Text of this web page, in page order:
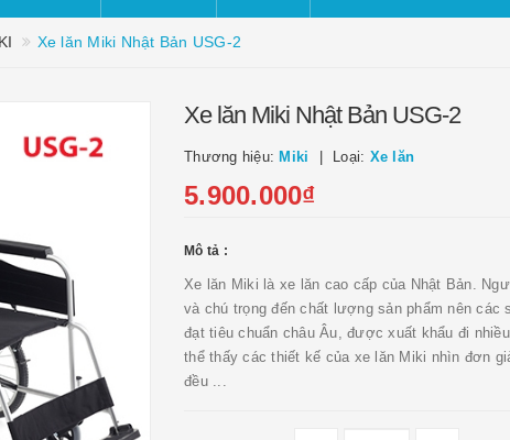
Xe lăn Miki Nhật Bản USG-2
Xe lăn Miki Nhật Bản USG-2
Thương hiệu: Miki Loại: Xe lăn
5.900.000₫
Mô tả :
Xe lăn Miki là xe lăn cao cấp của Nhật Bản.
và chú trọng đến chất lượng sản phẩm nên các
đạt tiêu chuẩn châu Âu, được xuất khẩu đi
thể thấy các thiết kế của xe lăn Miki nhìn đơn
đều ...